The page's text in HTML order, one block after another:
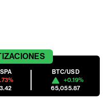
BTC/USD
+0.19%
65,055.87